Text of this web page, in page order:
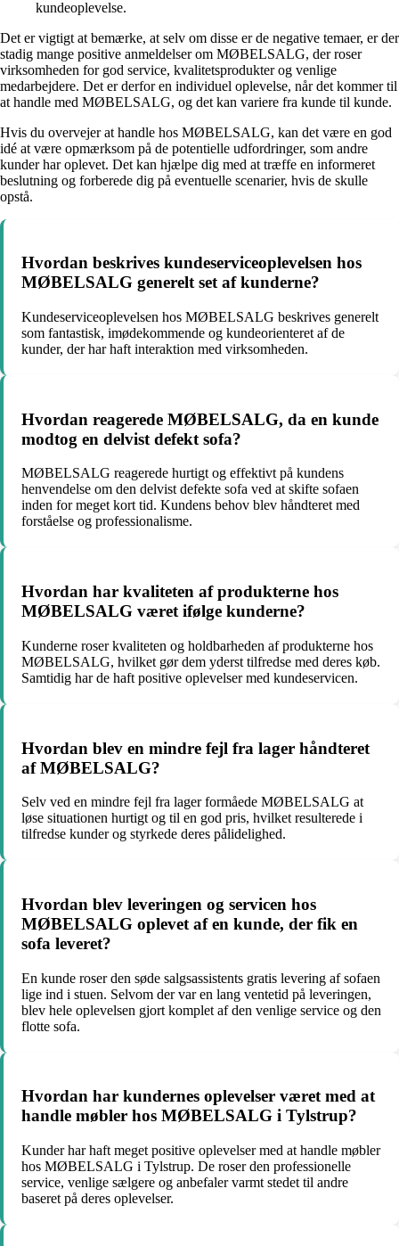
kundeoplevelse.
Det er vigtigt at bemærke, at selv om disse er de negative temaer, er der
stadig mange positive anmeldelser om MØBELSALG, der roser
virksomheden for god service, kvalitetsprodukter og venlige
medarbejdere. Det er derfor en individuel oplevelse, når det kommer til
at handle med MØBELSALG, og det kan variere fra kunde til kunde.
Hvis du overvejer at handle hos MØBELSALG, kan det være en god
idé at være opmærksom på de potentielle udfordringer, som andre
kunder har oplevet. Det kan hjælpe dig med at træffe en informeret
beslutning og forberede dig på eventuelle scenarier, hvis de skulle
opstå.
Hvordan beskrives kundeserviceoplevelsen hos
MØBELSALG generelt set af kunderne?
Kundeserviceoplevelsen hos MØBELSALG beskrives generelt
som fantastisk, imødekommende og kundeorienteret af de
kunder, der har haft interaktion med virksomheden.
Hvordan reagerede MØBELSALG, da en kunde
modtog en delvist defekt sofa?
MØBELSALG reagerede hurtigt og effektivt på kundens
henvendelse om den delvist defekte sofa ved at skifte sofaen
inden for meget kort tid. Kundens behov blev håndteret med
forståelse og professionalisme.
Hvordan har kvaliteten af produkterne hos
MØBELSALG været ifølge kunderne?
Kunderne roser kvaliteten og holdbarheden af produkterne hos
MØBELSALG, hvilket gør dem yderst tilfredse med deres køb.
Samtidig har de haft positive oplevelser med kundeservicen.
Hvordan blev en mindre fejl fra lager håndteret
af MØBELSALG?
Selv ved en mindre fejl fra lager formåede MØBELSALG at
løse situationen hurtigt og til en god pris, hvilket resulterede i
tilfredse kunder og styrkede deres pålidelighed.
Hvordan blev leveringen og servicen hos
MØBELSALG oplevet af en kunde, der fik en
sofa leveret?
En kunde roser den søde salgsassistents gratis levering af sofaen
lige ind i stuen. Selvom der var en lang ventetid på leveringen,
blev hele oplevelsen gjort komplet af den venlige service og den
flotte sofa.
Hvordan har kundernes oplevelser været med at
handle møbler hos MØBELSALG i Tylstrup?
Kunder har haft meget positive oplevelser med at handle møbler
hos MØBELSALG i Tylstrup. De roser den professionelle
service, venlige sælgere og anbefaler varmt stedet til andre
baseret på deres oplevelser.